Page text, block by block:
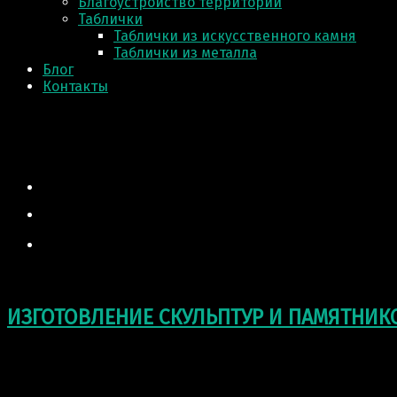
Таблички
Таблички из искусственного камня
Таблички из металла
Блог
Контакты
ИЗГОТОВЛЕНИЕ СКУЛЬПТУР И